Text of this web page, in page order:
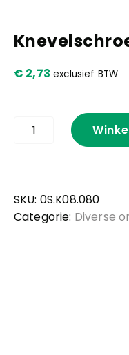
Kennis en praktijk
Contact
€ 2,73 exclusief BTW
Knevelschroef
M8x80
SKU: 0S.K08.080
Categorie: Diverse